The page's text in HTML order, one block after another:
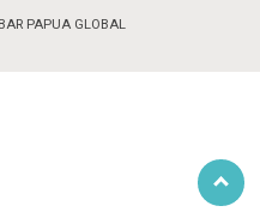
PAPUA GLOBAL